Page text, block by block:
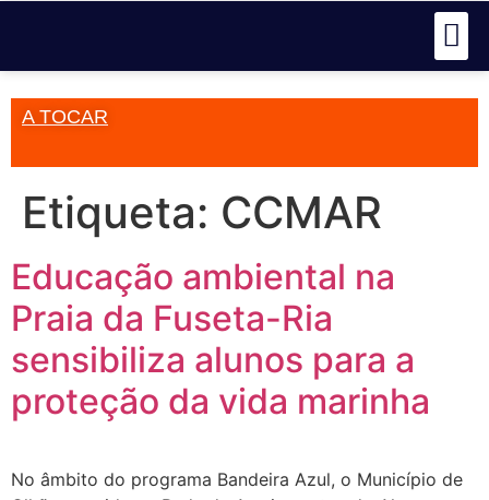
A TOCAR
Etiqueta: CCMAR
Educação ambiental na
Praia da Fuseta-Ria
sensibiliza alunos para a
proteção da vida marinha
No âmbito do programa Bandeira Azul, o Município de